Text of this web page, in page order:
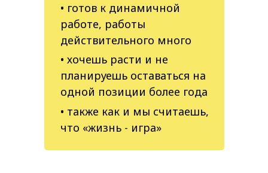
• готов к динамичной
работе, работы
действительного много
• хочешь расти и не
планируешь оставаться на
одной позиции более года
• также как и мы считаешь,
что «‎жизнь - игра»